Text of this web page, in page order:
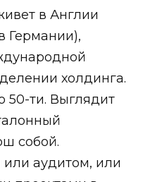
в Англии
Германии),
холдинга.
50-ти. Выглядит
собой.
аудитом, или